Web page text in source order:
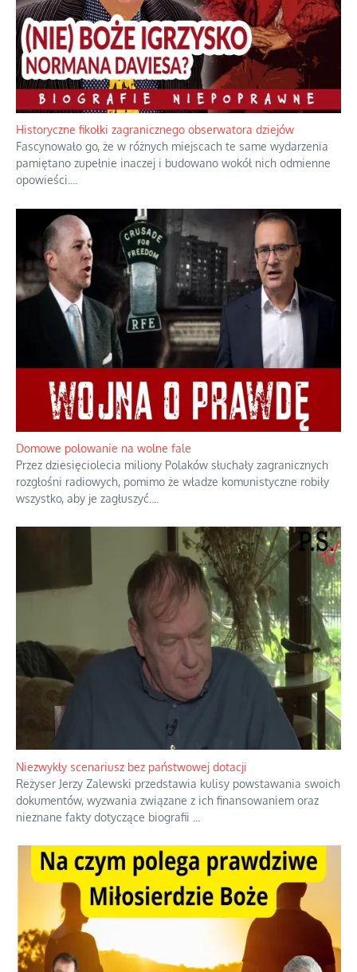
Rozważania o rodzinie przy zielonej herbacie
Rodzina to zbiór jednostek połączonych trwałymi, naturalnymi,
realnymi relacjami....
Historyczne fikołki zagranicznego obserwatora dziejów
Fascynowało go, że w różnych miejscach te same wydarzenia
pamiętano zupełnie inaczej i budowano wokół nich odmienne
opowieści....
Domowe polowanie na wolne fale
Przez dziesięciolecia miliony Polaków słuchały zagranicznych
rozgłośni radiowych, pomimo że władze komunistyczne robiły
wszystko, aby je zagłuszyć....